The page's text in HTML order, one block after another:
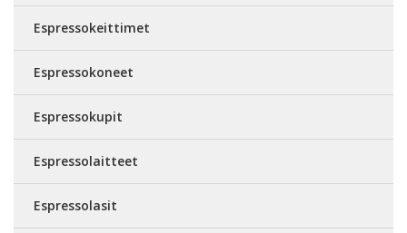
Espressokeittimet
Espressokoneet
Espressokupit
Espressolaitteet
Espressolasit